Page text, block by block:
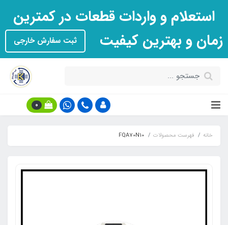
استعلام و واردات قطعات در کمترین
زمان و بهترین کیفیت
ثبت سفارش خارجی
0
خانه فهرست محصولات FQA70N10